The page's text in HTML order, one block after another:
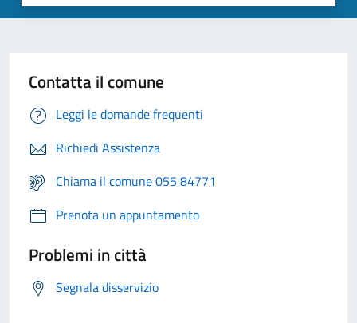
Contatta il comune
Leggi le domande frequenti
Richiedi Assistenza
Chiama il comune 055 84771
Prenota un appuntamento
Problemi in città
Segnala disservizio